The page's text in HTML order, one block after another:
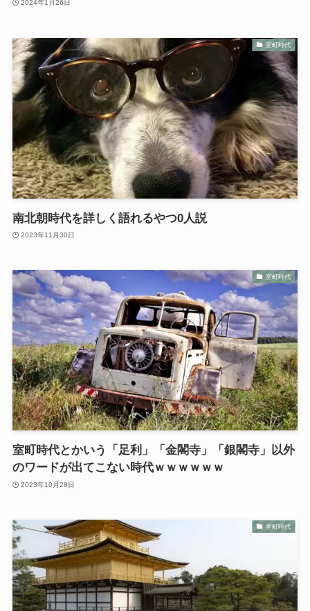
2024年1月26日
室町時代
南北朝時代を詳しく語れるやつ0人説
2023年11月30日
室町時代
室町時代とかいう「足利」「金閣寺」「銀閣寺」以外
のワードが出てこない時代ｗｗｗｗｗｗ
2023年10月28日
室町時代